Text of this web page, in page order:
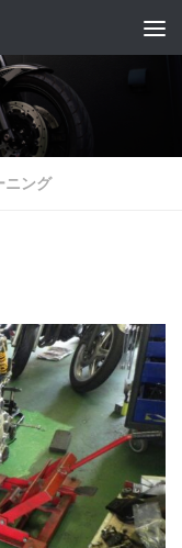
ニング